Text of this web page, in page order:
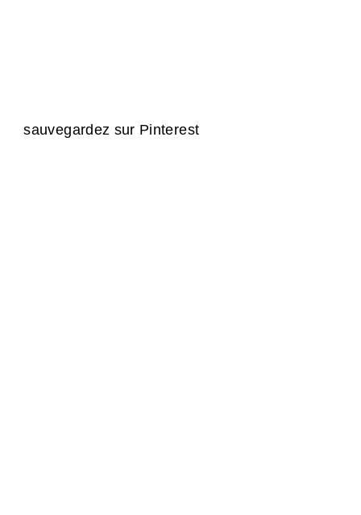
sauvegardez sur Pinterest